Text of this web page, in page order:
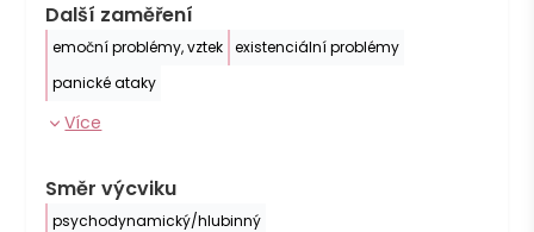
Další zaměření
emoční problémy, vztek
existenciální problémy
panické ataky
Více
Směr výcviku
psychodynamický/hlubinný